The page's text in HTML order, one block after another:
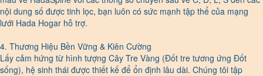
nội dung số được tinh lọc, bạn luôn có sức mạnh tập thể của mạng
lưới Hada Hogar hỗ trợ.
4. Thương Hiệu Bền Vững & Kiên Cường
Lấy cảm hứng từ hình tượng Cây Tre Vàng (Đốt tre tương ứng Đốt
sống), hệ sinh thái được thiết kế để ổn định lâu dài. Chúng tôi tập